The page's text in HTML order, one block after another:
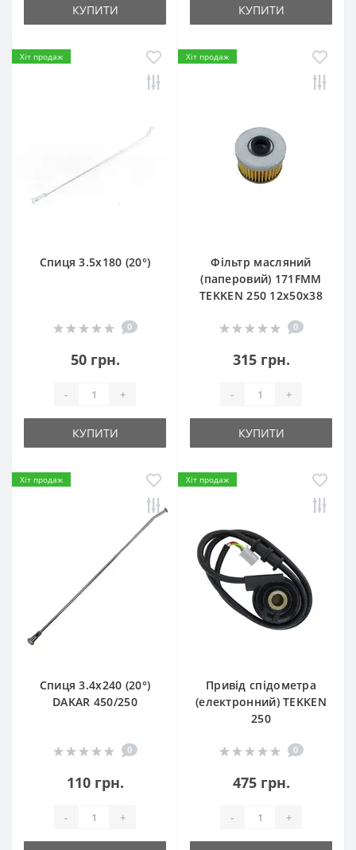
КУПИТИ КУПИТИ
Хіт продаж
Спиця 3.5х180 (20°)
0
50 грн.
- +
КУПИТИ
Хіт продаж
Фільтр масляний
(паперовий) 171FMM
TEKKEN 250 12х50х38
0
315 грн.
- +
КУПИТИ
Хіт продаж
Спиця 3.4х240 (20°)
DAKAR 450/250
0
110 грн.
- +
Хіт продаж
Привід спідометра
(електронний) TEKKEN
250
0
475 грн.
- +